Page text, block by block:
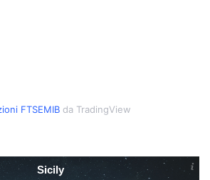
FTSEMIB da TradingView
Sicily